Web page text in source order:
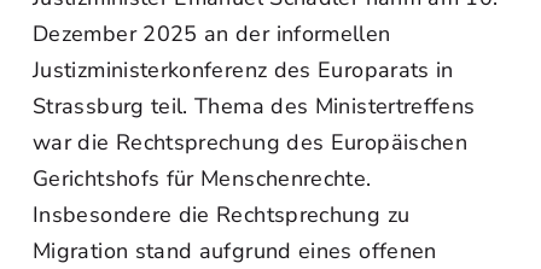
Dezember 2025 an der informellen
Justizministerkonferenz des Europarats in
Strassburg teil. Thema des Ministertreffens
war die Rechtsprechung des Europäischen
Gerichtshofs für Menschenrechte.
Insbesondere die Rechtsprechung zu
Migration stand aufgrund eines offenen